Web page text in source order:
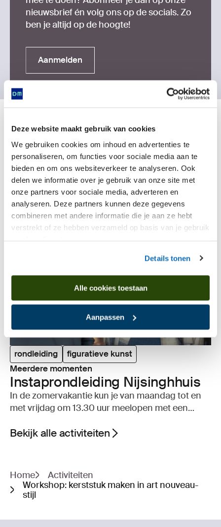
Deze website maakt gebruik van cookies
We gebruiken cookies om inhoud en advertenties te
personaliseren, om functies voor sociale media aan te
bieden en om ons websiteverkeer te analyseren. Ook
delen we informatie over je gebruik van onze site met
onze partners voor sociale media, adverteren en
analyseren. Deze partners kunnen deze gegevens
combineren met andere informatie die je aan ze hebt
verstrekt of ze hebben verzameld op basis van je gebruik
Details tonen
Alle cookies toestaan
Aanpassen
nieuwsbrief én volg ons op de socials. Zo
ben je altijd op de hoogte!
Aanmelden
Aanmelden
Ontdek meer
rondleiding
figuratieve kunst
Meerdere momenten
Instaprond­lei­ding Nijs­ingh­huis
In de zomervakantie kun je van maandag tot en
met vrijdag om 13.30 uur meelopen met een
Bekijk alle activiteiten
Home
Activiteiten
Workshop: kerststuk maken in art nouveau-
stijl